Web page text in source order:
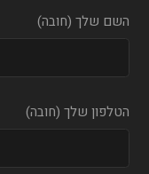
השם שלך (חובה)
הטלפון שלך (חובה)